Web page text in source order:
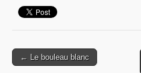
Post navigation
← Le bouleau blanc